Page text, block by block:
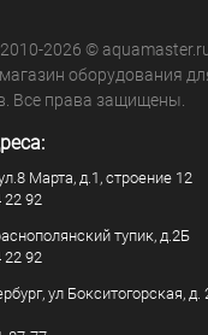
2026 ©
оборудования
Все права защищены.
Марта, д.1, строение 12
22 92
тупик, д.2Б
22 92
ул Бокситогорская, д.